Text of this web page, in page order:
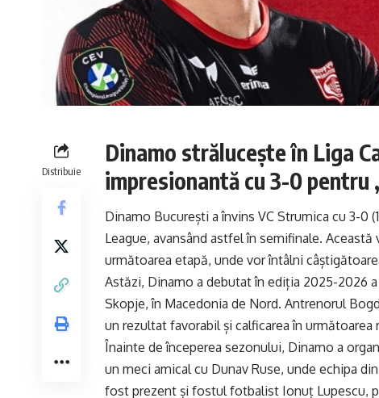
Distribuie
Dinamo strălucește în Liga
impresionantă cu 3-0 pentru
Dinamo București a învins VC Strumica cu 3-0
League, avansând astfel în semifinale.
următoarea etapă, unde vor întâlni
Astăzi, Dinamo a debutat în ediția 2025-2026
Skopje, în Macedonia de Nord. Antrenorul
un rezultat favorabil și calficarea în următoarea
Înainte de începerea sezonului, Dinamo a
un meci amical cu Dunav Ruse, unde echipa
fost prezent și fostul fotbalist Ionuț Lupescu,